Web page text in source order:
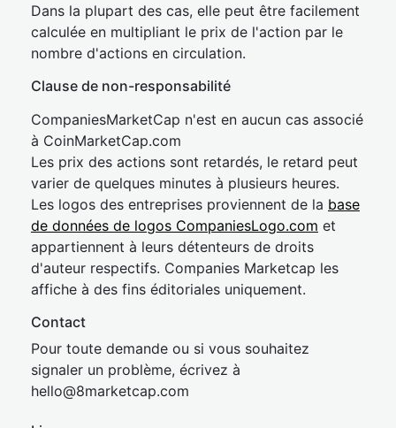
Dans la plupart des cas, elle peut être facilement
calculée en multipliant le prix de l'action par le
nombre d'actions en circulation.
Clause de non-responsabilité
CompaniesMarketCap n'est en aucun cas associé
à CoinMarketCap.com
Les prix des actions sont retardés, le retard peut
varier de quelques minutes à plusieurs heures.
Les logos des entreprises proviennent de la base
de données de logos CompaniesLogo.com et
appartiennent à leurs détenteurs de droits
d'auteur respectifs. Companies Marketcap les
affiche à des fins éditoriales uniquement.
Contact
Pour toute demande ou si vous souhaitez
signaler un problème, écrivez à
hello@8marketcap.com